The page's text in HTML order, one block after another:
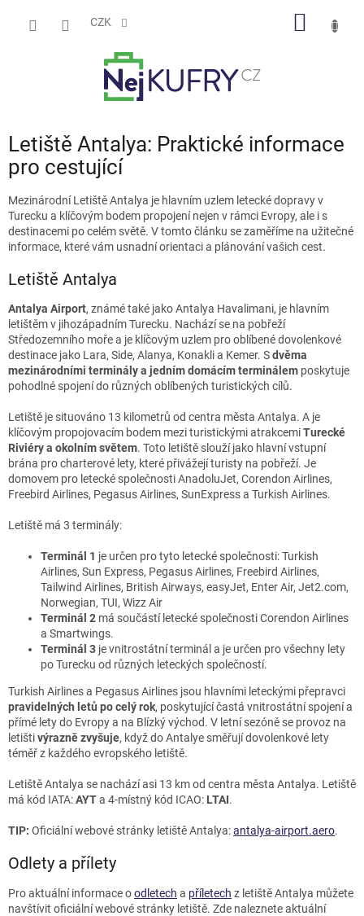
CZK
Letiště Antalya: Praktické informace
pro cestující
Mezinárodní Letiště Antalya je hlavním uzlem letecké dopravy v
Turecku a klíčovým bodem propojení nejen v rámci Evropy, ale i s
destinacemi po celém světě. V tomto článku se zaměříme na užitečné
informace, které vám usnadní orientaci a plánování vašich cest.
Letiště Antalya
Antalya Airport, známé také jako Antalya Havalimani, je hlavním
letištěm v jihozápadním Turecku. Nachází se na pobřeží
Středozemního moře a je klíčovým uzlem pro oblíbené dovolenkové
destinace jako Lara, Side, Alanya, Konakli a Kemer. Sdvěma
mezinárodními terminály a jedním domácím terminálem poskytuje
pohodlné spojení do různých oblíbených turistických cílů.
Letiště je situováno 13 kilometrů od centra města Antalya. A je
klíčovým propojovacím bodem mezi turistickými atrakcemiTurecké
Riviéry a okolním světem. Toto letiště slouží jako hlavní vstupní
brána pro charterové lety, které přivážejí turisty na pobřeží. Je
domovem pro letecké společnosti AnadoluJet, Corendon Airlines,
Freebird Airlines, Pegasus Airlines, SunExpress a Turkish Airlines.
Letiště má 3 terminály:
Terminál 1 je určen pro tyto letecké společnosti: Turkish
Airlines, Sun Express, Pegasus Airlines, Freebird Airlines,
Tailwind Airlines, British Airways, easyJet, Enter Air, Jet2.com,
Norwegian, TUI, Wizz Air
Terminál 2 má součástí letecké společnosti Corendon Airlines
a Smartwings.
Terminál 3 je vnitrostátní terminál a je určen pro všechny lety
po Turecku od různých leteckých společností.
Turkish Airlines a Pegasus Airlines jsou hlavními leteckými přepravci
pravidelných letů po celý rok, poskytující častá vnitrostátní spojení a
přímé lety do Evropy a na Blízký východ. V letní sezóně se provoz na
letištivýrazně zvyšuje, když do Antalye směřují dovolenkové lety
téměř z každého evropského letiště.
Letiště Antalya se nachází asi 13 km od centra města Antalya. Letiště
má kód IATA:AYTa 4-místný kód ICAO: LTAI.
TIP: Oficiální webové stránky letiště Antalya:antalya-airport.aero.
Odlety a přílety
Pro aktuální informace oodletech a příletech z letiště Antalya můžete
navštívit oficiální webové stránky letiště. Zde naleznete aktuální